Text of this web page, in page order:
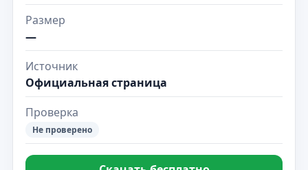
Размер
—
Источник
Официальная страница
Проверка
Не проверено